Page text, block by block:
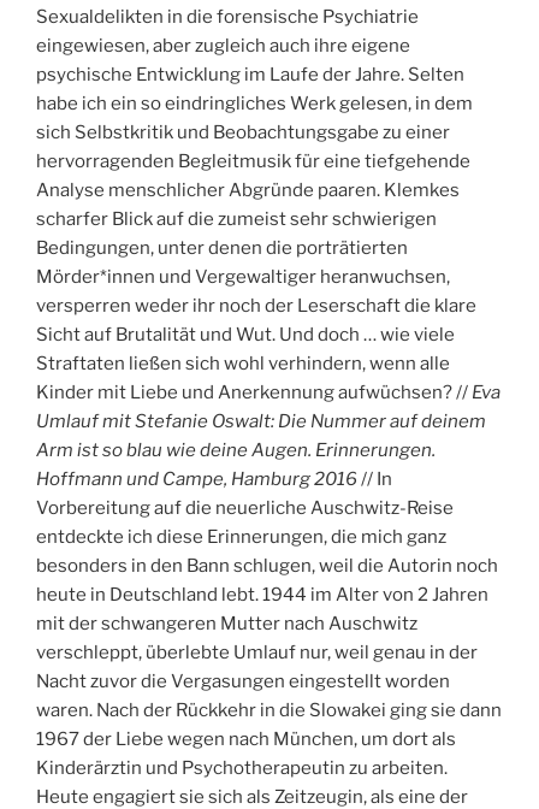
Sexualdelikten in die forensische Psychiatrie
eingewiesen, aber zugleich auch ihre eigene
psychische Entwicklung im Laufe der Jahre. Selten
habe ich ein so eindringliches Werk gelesen, in dem
sich Selbstkritik und Beobachtungsgabe zu einer
hervorragenden Begleitmusik für eine tiefgehende
Analyse menschlicher Abgründe paaren. Klemkes
scharfer Blick auf die zumeist sehr schwierigen
Bedingungen, unter denen die porträtierten
Mörder*innen und Vergewaltiger heranwuchsen,
versperren weder ihr noch der Leserschaft die klare
Sicht auf Brutalität und Wut. Und doch … wie viele
Straftaten ließen sich wohl verhindern, wenn alle
Kinder mit Liebe und Anerkennung aufwüchsen? // Eva
Umlauf mit Stefanie Oswalt: Die Nummer auf deinem
Arm ist so blau wie deine Augen. Erinnerungen.
Hoffmann und Campe, Hamburg 2016 // In
Vorbereitung auf die neuerliche Auschwitz-Reise
entdeckte ich diese Erinnerungen, die mich ganz
besonders in den Bann schlugen, weil die Autorin noch
heute in Deutschland lebt. 1944 im Alter von 2 Jahren
mit der schwangeren Mutter nach Auschwitz
verschleppt, überlebte Umlauf nur, weil genau in der
Nacht zuvor die Vergasungen eingestellt worden
waren. Nach der Rückkehr in die Slowakei ging sie dann
1967 der Liebe wegen nach München, um dort als
Kinderärztin und Psychotherapeutin zu arbeiten.
Heute engagiert sie sich als Zeitzeugin, als eine der